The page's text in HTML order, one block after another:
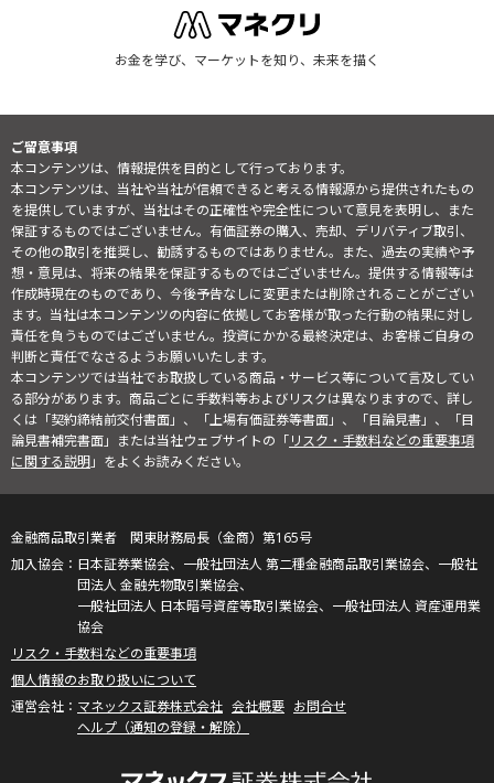
お金を学び、マーケットを知り、未来を描く
ご留意事項
本コンテンツは、情報提供を目的として行っております。
本コンテンツは、当社や当社が信頼できると考える情報源から提供されたもの
を提供していますが、当社はその正確性や完全性について意見を表明し、また
保証するものではございません。有価証券の購入、売却、デリバティブ取引、
その他の取引を推奨し、勧誘するものではありません。また、過去の実績や予
想・意見は、将来の結果を保証するものではございません。提供する情報等は
作成時現在のものであり、今後予告なしに変更または削除されることがござい
ます。当社は本コンテンツの内容に依拠してお客様が取った行動の結果に対し
責任を負うものではございません。投資にかかる最終決定は、お客様ご自身の
判断と責任でなさるようお願いいたします。
本コンテンツでは当社でお取扱している商品・サービス等について言及してい
る部分があります。商品ごとに手数料等およびリスクは異なりますので、詳し
くは「契約締結前交付書面」、「上場有価証券等書面」、「目論見書」、「目
論見書補完書面」または当社ウェブサイトの「リスク・手数料などの重要事項
に関する説明」をよくお読みください。
金融商品取引業者 関東財務局長（金商）第165号
日本証券業協会、一般社団法人 第二種金融商品取引業協会、一般社
団法人 金融先物取引業協会、
一般社団法人 日本暗号資産等取引業協会、一般社団法人 資産運用業
協会
リスク・手数料などの重要事項
個人情報のお取り扱いについて
マネックス証券株式会社 会社概要 お問合せ
ヘルプ（通知の登録・解除）